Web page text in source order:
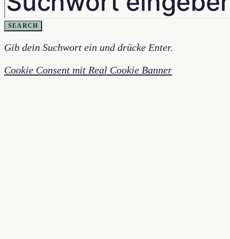
SEARCH
Gib dein Suchwort ein und drücke Enter.
Cookie Consent mit Real Cookie Banner